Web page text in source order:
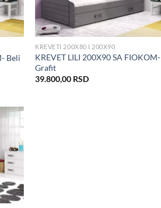
Beli
KREVETI 200X80 I 200X90
KREVET LILI 200X90 SA FIOKOM-
Grafit
39.800,00 RSD